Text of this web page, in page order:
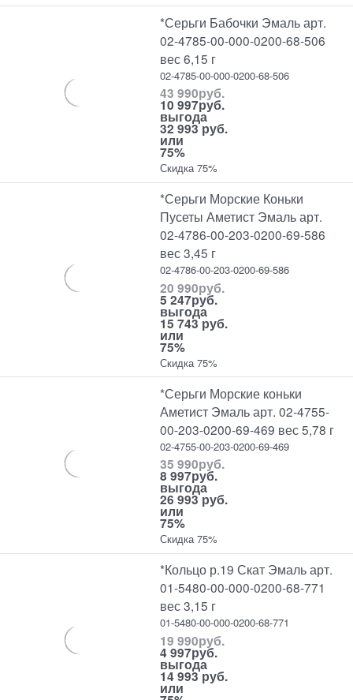
*Серьги Бабочки Эмаль арт.
02-4785-00-000-0200-68-506
вес 6,15 г
02-4785-00-000-0200-68-506
43 990руб.
10 997руб.
выгода
32 993 руб.
или
75%
Скидка 75%
*Серьги Морские Коньки
Пусеты Аметист Эмаль арт.
02-4786-00-203-0200-69-586
вес 3,45 г
02-4786-00-203-0200-69-586
20 990руб.
5 247руб.
выгода
15 743 руб.
или
75%
Скидка 75%
*Серьги Морские коньки
Аметист Эмаль арт. 02-4755-
00-203-0200-69-469 вес 5,78 г
02-4755-00-203-0200-69-469
35 990руб.
8 997руб.
выгода
26 993 руб.
или
75%
Скидка 75%
*Кольцо р.19 Скат Эмаль арт.
01-5480-00-000-0200-68-771
вес 3,15 г
01-5480-00-000-0200-68-771
19 990руб.
4 997руб.
выгода
14 993 руб.
или